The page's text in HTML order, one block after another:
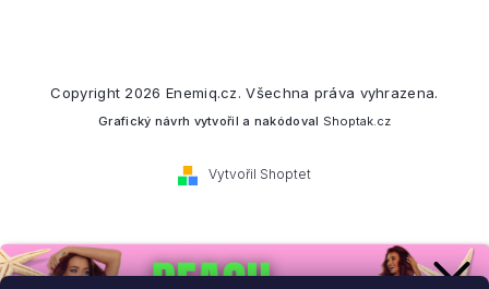
Vytvořil Shoptet
Copyright 2026 Enemiq.cz. Všechna práva vyhrazena.
Grafický návrh vytvořil a nakódoval Shoptak.cz
Přihlaste se k našemu